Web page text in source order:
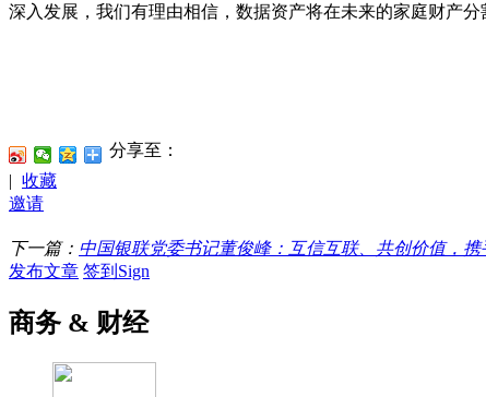
深入发展，我们有理由相信，数据资产将在未来的家庭财产
分享至：
| 收藏
邀请
下一篇： 中国银联党委书记董俊峰：互信互联、共创价值，
发布文章 签到Sign
商务 & 财经